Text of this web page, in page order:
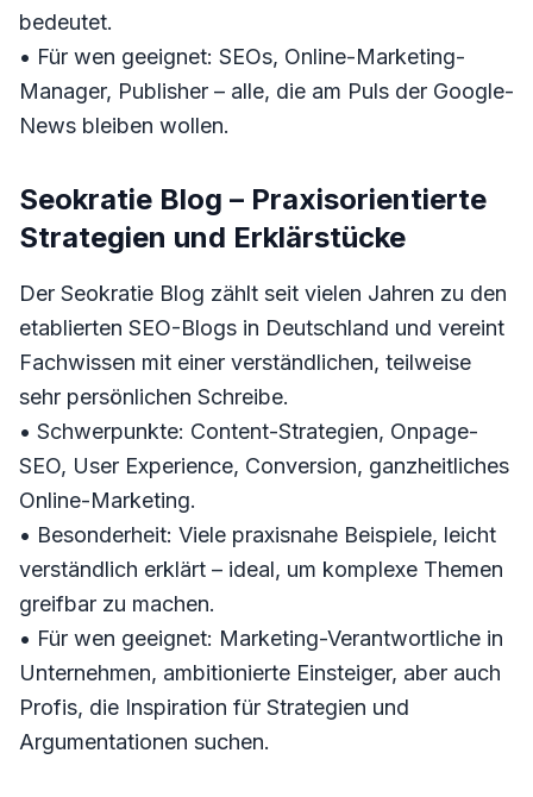
bedeutet.
• Für wen geeignet: SEOs, Online-Marketing-
Manager, Publisher – alle, die am Puls der Google-
News bleiben wollen.
Seokratie Blog – Praxisorientierte
Strategien und Erklärstücke
Der Seokratie Blog zählt seit vielen Jahren zu den
etablierten SEO-Blogs in Deutschland und vereint
Fachwissen mit einer verständlichen, teilweise
sehr persönlichen Schreibe.
• Schwerpunkte: Content-Strategien, Onpage-
SEO, User Experience, Conversion, ganzheitliches
Online-Marketing.
• Besonderheit: Viele praxisnahe Beispiele, leicht
verständlich erklärt – ideal, um komplexe Themen
greifbar zu machen.
• Für wen geeignet: Marketing-Verantwortliche in
Unternehmen, ambitionierte Einsteiger, aber auch
Profis, die Inspiration für Strategien und
Argumentationen suchen.